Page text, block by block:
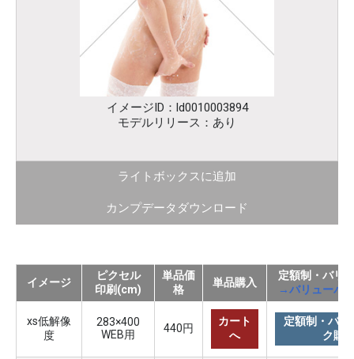
イメージID：ld0010003894
モデルリリース：あり
ライトボックスに追加
カンプデータダウンロード
イメージ
ピクセル
印刷(cm)
単品価
格
単品購入
定額制・バリ
→バリューパ
xs低解像
度
283×400
WEB用
440円
カート
へ
定額制・バリ
ク購